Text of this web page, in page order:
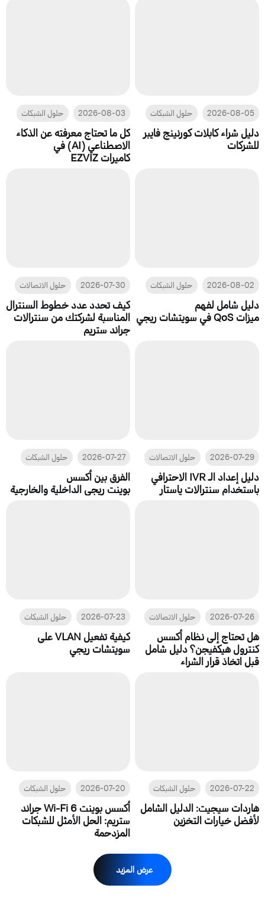
2026-08-05 حلول الشبكات
دليل شراء كابلات كورنينج فايبر
للشركات
2026-08-03 حلول الشبكات
كل ما تحتاج معرفته عن الذكاء
الاصطناعي (AI) في
كاميرات EZVIZ
2026-08-02 حلول الشبكات
دليل شامل لفهم
ميزات QoS في سويتشات ريجي
2026-07-30 حلول الاتصالات
كيف تحدد عدد خطوط السنترال
المناسبة لشركتك من سنترالات
جراند ستريم
2026-07-29 حلول الاتصالات
دليل إعداد الـ IVR الاحترافي
باستخدام سنترالات ياستار
2026-07-27 حلول الشبكات
الفرق بين أكسس
بوينت ريجي الداخلية والخارجية
2026-07-26 حلول الاتصالات
هل تحتاج إلى نظام أكسس
كنترول هيكفيجن؟ دليل شامل
قبل اتخاذ قرار الشراء
2026-07-23 حلول الشبكات
كيفية تفعيل VLAN على
سويتشات ريجي
2026-07-22 حلول الشبكات
هاردات سيجيت: الدليل الشامل
لأفضل خيارات التخزين
2026-07-20 حلول الشبكات
أكسس بوينت Wi-Fi 6 جراند
ستريم: الحل الأمثل للشبكات
المزدحمة
عرض المزيد